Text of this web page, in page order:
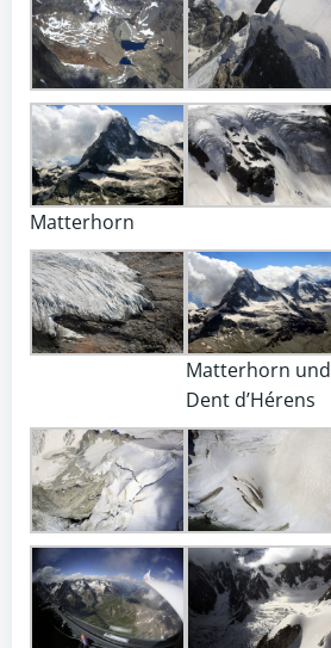
Matterhorn
Matterhorn und
Dent d’Hérens